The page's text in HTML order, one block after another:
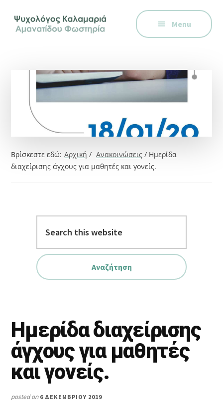
primary
footer
menu
Ψυχολόγος
στην
ειδικός
Γνωστική
Συμπεριφορική
Θεραπεία.
μέσω
Skype,
Menu
Βρίσκεστε εδώ: Αρχική / Ανακοινώσεις / Ημερίδα
διαχείρισης άγχους για μαθητές και γονείς.
website
Ημερίδα διαχείρισης
άγχους για μαθητές
και γονείς.
posted on 6 ΔΕΚΕΜΒΡΊΟΥ 2019